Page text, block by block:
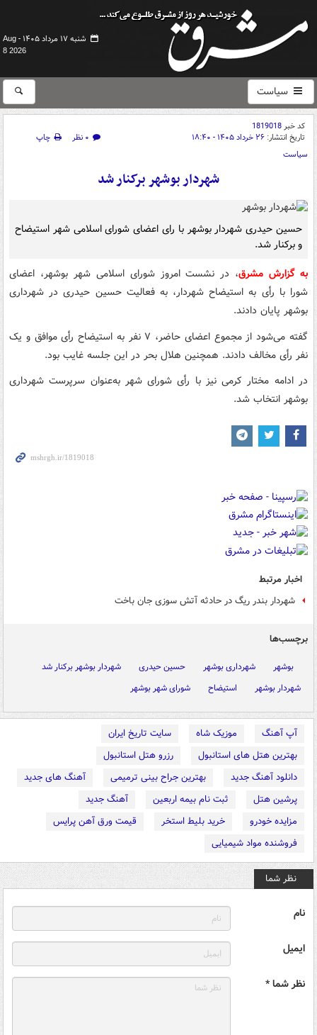
شنبه ۱۷ مرداد ۱۴۰۵ -
Aug
8 2026
سیاست
کد خبر1819018
تاریخ انتشار: ۲۶ خرداد ۱۴۰۵ - ۱۸:۴۰ ۰ نظر
چاپ
سیاست
شهردار بوشهر برکنار شد
حسین حیدری شهردار بوشهر با رای اعضای شورای اسلامی شهر استیضاح
و برکنار شد.
به گزارش مشرق، در نشست امروز شورای اسلامی شهر بوشهر، اعضای
شورا با رأی به استیضاح شهردار، به فعالیت حسین حیدری در شهرداری
بوشهر پایان دادند.
گفته می‌شود از مجموع اعضای حاضر، ۷ نفر به استیضاح رأی موافق و یک
نفر رأی مخالف دادند. همچنین هلال بحر در این جلسه غایب بود.
در ادامه مختار کرمی نیز با رأی شورای شهر به‌عنوان سرپرست شهرداری
بوشهر انتخاب شد.
اخبار مرتبط
شهردار بندر ریگ در حادثه آتش سوزی جان باخت
برچسب‌ها
بوشهر شهرداری بوشهر حسین حیدری
شهردار بوشهر برکنار شد
شهردار بوشهر
استیضاح شورای شهر بوشهر
آپ آهنگ موزیک شاه
سایت تاریخ ایران
بهترین هتل های استانبول
رزرو هتل استانبول
دانلود آهنگ جدید
بهترین جراح بینی ترمیمی
آهنگ های جدید
پرشین هتل
ثبت نام بیمه اربعین
آهنگ جدید
مزایده خودرو
خرید بلیط استخر
قیمت ورق آهن پرایس
فروشنده مواد شیمیایی
نظر شما
نام
ایمیل
نظر شما *